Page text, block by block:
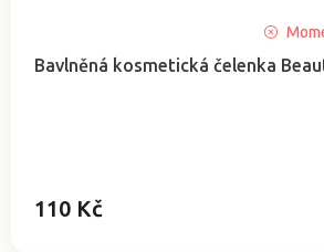
Bavlněná kosmetická čelenka
hodnocení
produktu
110 Kč